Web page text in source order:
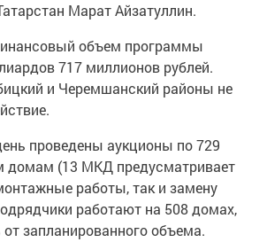
Марат Айзатуллин.
объем программы
717 миллионов рублей.
и Черемшанский районы не
проведены аукционы по 729
домам (13 МКД предусматривает
работы, так и замену
работают на 508 домах,
от запланированного объема.